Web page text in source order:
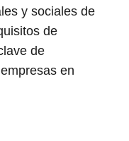
y sociales de
de
de
en